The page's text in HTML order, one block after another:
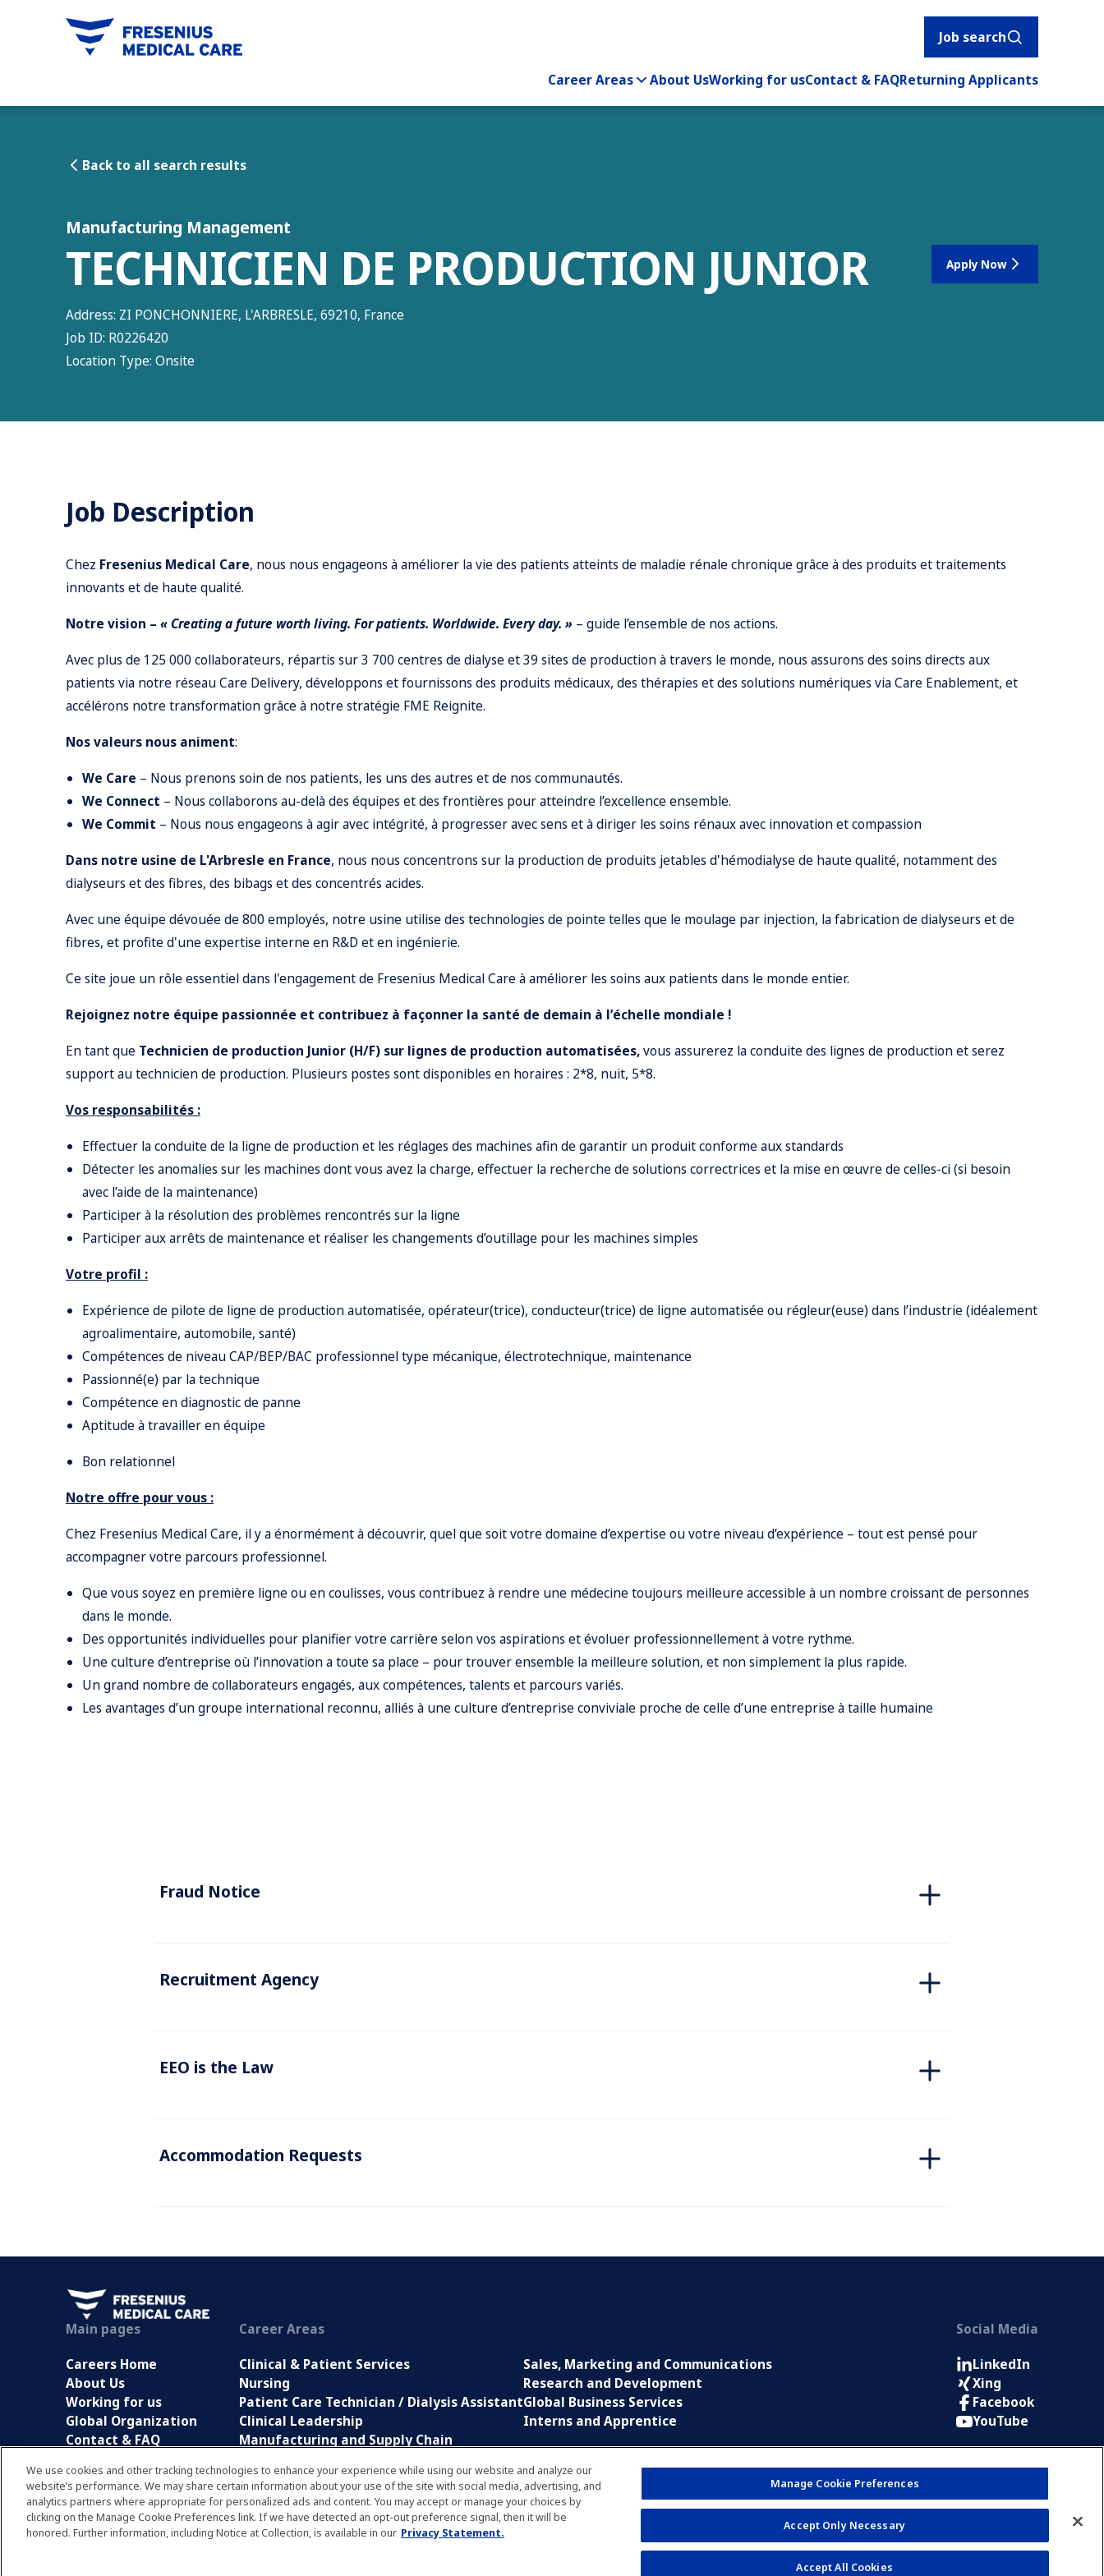
Job search
Career Areas About UsWorking for usContact & FAQReturning Applicants
Back to all search results
Manufacturing Management
TECHNICIEN DE PRODUCTION JUNIOR
Address: ZI PONCHONNIERE, L'ARBRESLE, 69210, France
Job ID: R0226420
Location Type: Onsite
Apply Now
Job Description
Chez Fresenius Medical Care, nous nous engageons à améliorer la vie des patients atteints de maladie rénale chronique grâce à des produits et traitements
innovants et de haute qualité.
Notre vision – « Creating a future worth living. For patients. Worldwide. Every day. » – guide l’ensemble de nos actions.
Avec plus de 125 000 collaborateurs, répartis sur 3 700 centres de dialyse et 39 sites de production à travers le monde, nous assurons des soins directs aux
patients via notre réseau Care Delivery, développons et fournissons des produits médicaux, des thérapies et des solutions numériques via Care Enablement, et
accélérons notre transformation grâce à notre stratégie FME Reignite.
Nos valeurs nous animent:
We Care – Nous prenons soin de nos patients, les uns des autres et de nos communautés.
We Connect – Nous collaborons au-delà des équipes et des frontières pour atteindre l’excellence ensemble.
We Commit – Nous nous engageons à agir avec intégrité, à progresser avec sens et à diriger les soins rénaux avec innovation et compassion
Dans notre usine de L'Arbresle en France, nous nous concentrons sur la production de produits jetables d'hémodialyse de haute qualité, notamment des
dialyseurs et des fibres, des bibags et des concentrés acides.
Avec une équipe dévouée de 800 employés, notre usine utilise des technologies de pointe telles que le moulage par injection, la fabrication de dialyseurs et de
fibres, et profite d'une expertise interne en R&D et en ingénierie.
Ce site joue un rôle essentiel dans l'engagement de Fresenius Medical Care à améliorer les soins aux patients dans le monde entier.
Rejoignez notre équipe passionnée et contribuez à façonner la santé de demain à l’échelle mondiale !
En tant que Technicien de production Junior (H/F) sur lignes de production automatisées,vous assurerez la conduite des lignes de production et serez
support au technicien de production. Plusieurs postes sont disponibles en horaires : 2*8, nuit, 5*8.
Vos responsabilités :
Effectuer la conduite de la ligne de production et les réglages des machines afin de garantir un produit conforme aux standards
Détecter les anomalies sur les machines dont vous avez la charge, effectuer la recherche de solutions correctrices et la mise en œuvre de celles-ci (si besoin
avec l’aide de la maintenance)
Participer à la résolution des problèmes rencontrés sur la ligne
Participer aux arrêts de maintenance et réaliser les changements d’outillage pour les machines simples
Votre profil :
Expérience de pilote de ligne de production automatisée, opérateur(trice), conducteur(trice) de ligne automatisée ou régleur(euse) dans l’industrie (idéalement
agroalimentaire, automobile, santé)
Compétences de niveau CAP/BEP/BAC professionnel type mécanique, électrotechnique, maintenance
Passionné(e) par la technique
Compétence en diagnostic de panne
Aptitude à travailler en équipe
Bon relationnel
Notre offre pour vous :
Chez Fresenius Medical Care, il y a énormément à découvrir, quel que soit votre domaine d’expertise ou votre niveau d’expérience – tout est pensé pour
accompagner votre parcours professionnel.
Que vous soyez en première ligne ou en coulisses, vous contribuez à rendre une médecine toujours meilleure accessible à un nombre croissant de personnes
dans le monde.
Des opportunités individuelles pour planifier votre carrière selon vos aspirations et évoluer professionnellement à votre rythme.
Une culture d’entreprise où l’innovation a toute sa place – pour trouver ensemble la meilleure solution, et non simplement la plus rapide.
Un grand nombre de collaborateurs engagés, aux compétences, talents et parcours variés.
Les avantages d’un groupe international reconnu, alliés à une culture d’entreprise conviviale proche de celle d’une entreprise à taille humaine
Fraud Notice
Recruitment Agency
EEO is the Law
Accommodation Requests
Main pages
Careers Home
About Us
Working for us
Global Organization
Contact & FAQ
FreseniusMedicalCare.com
Career Areas
Clinical & Patient Services
Nursing
Patient Care Technician / Dialysis Assistant
Clinical Leadership
Manufacturing and Supply Chain
Engineering
Information Technology
Sales, Marketing and Communications
Research and Development
Global Business Services
Interns and Apprentice
Social Media
LinkedIn
Xing
Facebook
YouTube
ImprintTerms of UseNotice for Applicants
We use cookies and other tracking technologies to enhance your experience while using our website and analyze our
website’s performance. We may share certain information about your use of the site with social media, advertising, and
analytics partners where appropriate for personalized ads and content. You may accept or manage your choices by
clicking on the Manage Cookie Preferences link. If we have detected an opt-out preference signal, then it will be
honored. Further information, including Notice at Collection, is available in our Privacy Statement.
Manage Cookie Preferences
Accept Only Necessary
Accept All Cookies